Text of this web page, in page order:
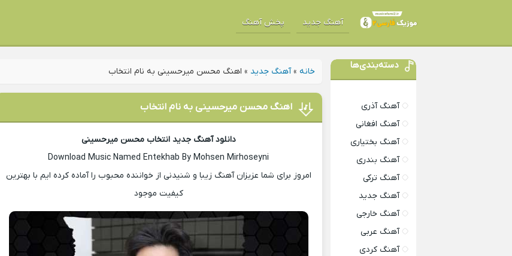
آهنگ جدید پخش آهنگ
خانه »آهنگ جدید » اهنگ محسن میرحسینی به نام انتخاب
اهنگ محسن میرحسینی به نام انتخاب
دانلود آهنگ جدید انتخاب محسن میرحسینی
Download Music Named Entekhab By Mohsen Mirhoseyni
امروز برای شما عزیزان آهنگ زیبا و شنیدنی از خواننده محبوب را آماده کرده ایم با بهترین
کیفیت موجود
دسته‌بندی‌ها
آهنگ آذری
آهنگ افغانی
آهنگ بختیاری
آهنگ بندری
آهنگ ترکی
آهنگ جدید
آهنگ خارجی
آهنگ عربی
آهنگ کردی